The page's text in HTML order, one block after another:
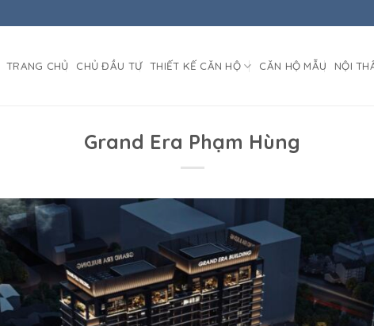
TRANG CHỦ CHỦ ĐẦU TƯ THIẾT KẾ CĂN HỘ CĂN HỘ MẪU NỘI
Grand Era Phạm Hùng